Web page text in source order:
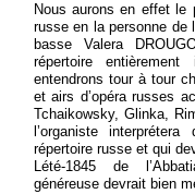
Nous aurons en effet le
russe en la personne de
basse Valera
répertoire
entendrons tour à tour
et airs d’opéra russes
Tchaikowsky, Glinka,
l’organiste
répertoire russe et qui
Lété-1845 de
généreuse devrait bien